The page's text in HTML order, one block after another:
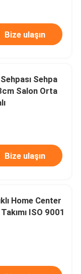
Bize ulaşın
Sehpa
Salon Orta
Bize ulaşın
Home Center
ISO 9001